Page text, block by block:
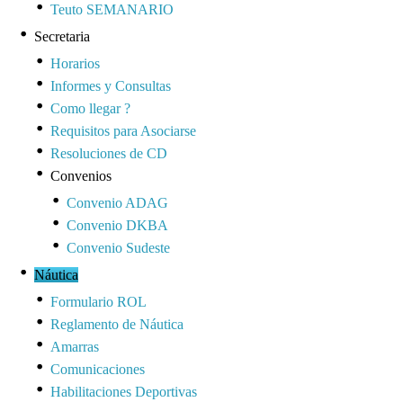
Teuto SEMANARIO
Secretaria
Horarios
Informes y Consultas
Como llegar ?
Requisitos para Asociarse
Resoluciones de CD
Convenios
Convenio ADAG
Convenio DKBA
Convenio Sudeste
Náutica
Formulario ROL
Reglamento de Náutica
Amarras
Comunicaciones
Habilitaciones Deportivas